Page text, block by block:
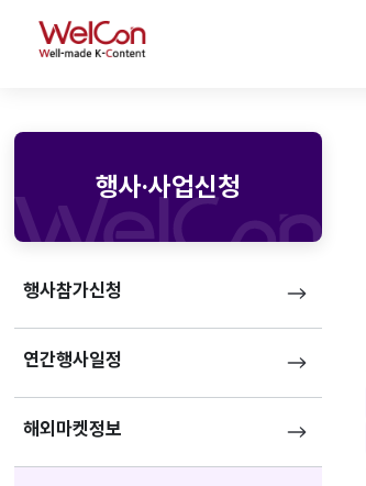
WelCon
행사·사업신청
행사참가신청
연간행사일정
해외마켓정보